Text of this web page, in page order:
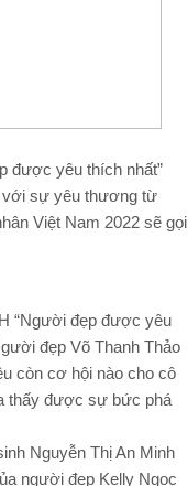
được yêu thích nhất”
với sự yêu thương từ
Việt Nam 2022 sẽ gọi
“Người đẹp được yêu
đẹp Võ Thanh Thảo
còn cơ hội nào cho cô
thấy được sự bức phá
Nguyễn Thị An Minh
người đẹp Kelly Ngọc